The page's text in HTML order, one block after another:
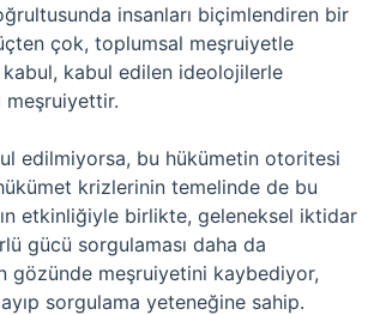
insanları biçimlendiren bir
çok, toplumsal meşruiyetle
kabul edilen ideolojilerle
meşruiyettir.
edilmiyorsa, bu hükümetin otoritesi
krizlerinin temelinde de bu
etkinliğiyle birlikte, geleneksel iktidar
gücü sorgulaması daha da
gözünde meşruiyetini kaybediyor,
sorgulama yeteneğine sahip.